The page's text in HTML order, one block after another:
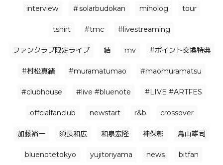
interview ＃solarbudokan miholog tour
tshirt #tmc #livestreaming
ファンクラブ限定ライブ 結 mv #ポイント交換特典
#村松真緒 #muramatumao #maomuramatsu
#clubhouse #live #bluenote #LIVE #ARTFES
offcialfanclub newstart r&b crossover
加藤裕一 須長和広 和泉宏隆 神保彰 鳥山雄司
bluenotetokyo yujitoriyama news bitfan